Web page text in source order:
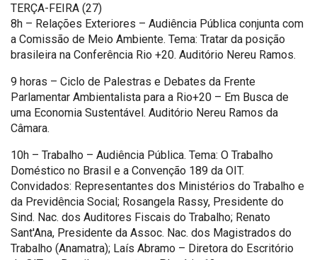
TERÇA-FEIRA (27)
8h – Relações Exteriores – Audiência Pública conjunta com
a Comissão de Meio Ambiente. Tema: Tratar da posição
brasileira na Conferência Rio +20. Auditório Nereu Ramos.
9 horas – Ciclo de Palestras e Debates da Frente
Parlamentar Ambientalista para a Rio+20 – Em Busca de
uma Economia Sustentável. Auditório Nereu Ramos da
Câmara.
10h – Trabalho – Audiência Pública. Tema: O Trabalho
Doméstico no Brasil e a Convenção 189 da OIT.
Convidados: Representantes dos Ministérios do Trabalho e
da Previdência Social; Rosangela Rassy, Presidente do
Sind. Nac. dos Auditores Fiscais do Trabalho; Renato
Sant'Ana, Presidente da Assoc. Nac. dos Magistrados do
Trabalho (Anamatra); Laís Abramo – Diretora do Escritório